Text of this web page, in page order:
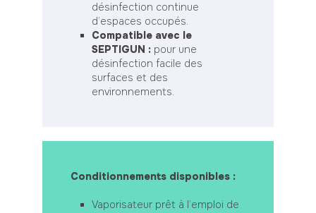
désinfection continue
d’espaces occupés.
Compatible avec le
SEPTIGUN : pour une
désinfection facile des
surfaces et des
environnements.
Conditionnements disponibles :
Vaporisateur prêt à l’emploi de